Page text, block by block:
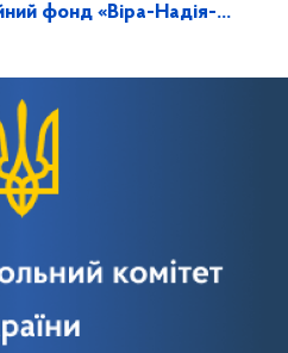
фонд «Віра-Надія-